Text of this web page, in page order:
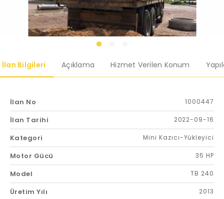
İlan Bilgileri Açıklama Hizmet Verilen Konum
İlan No 1000447
İlan Tarihi 2022-09-16
Kategori Mini Kazıcı-Yükleyici
Motor Gücü 35 HP
Model TB 240
Üretim Yılı 2013